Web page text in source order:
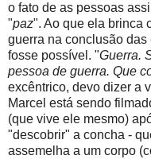
o fato de as pessoas
"paz". Ao que ela brinca
guerra na conclusão
fosse possível. "Guerra.
pessoa de guerra. Que
excêntrico, devo dizer a
Marcel está sendo
(que vive ele mesmo)
"descobrir" a concha -
assemelha a um corpo